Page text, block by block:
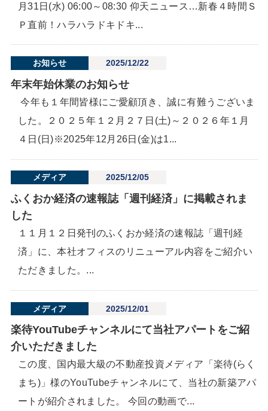
月31日(水) 06:00～08:30 仰天ニュース…新春４時間Ｓ
Ｐ直前！ハラハラドキドキ...
お知らせ 2025/12/22
年末年始休業のお知らせ
今年も１年間皆様にご愛顧頂き、誠に有難うございま
した。２０２５年１２月２７日(土)～２０２６年１月
４日(日)※2025年12月26日(金)は1...
メディア 2025/12/05
ふくおか経済の速報誌「週刊経済」に掲載されま
した
１１月１２日発刊のふくおか経済の速報誌「週刊経
済」に、本社オフィスのリニューアル内容をご紹介い
ただきました。...
メディア 2025/12/01
楽待YouTubeチャンネルにて当社アパートをご紹
介いただきました
この度、国内最大級の不動産投資メディア「楽待(らく
まち)」様のYouTubeチャンネルにて、当社の新築アパ
ートが紹介されました。 今回の動画で...